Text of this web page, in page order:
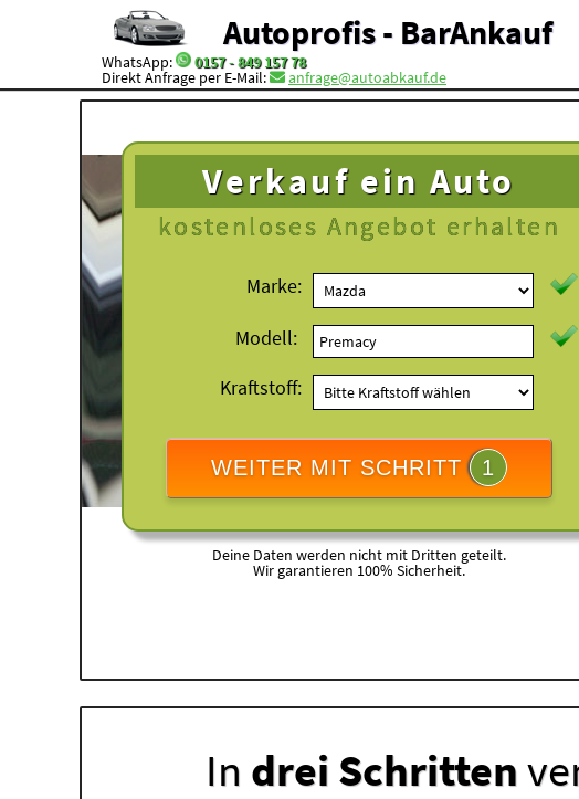
Autoprofis - BarAnkauf
WhatsApp: 0157 - 849 157 78
Direkt Anfrage per E-Mail: anfrage@autoabkauf.de
Verkauf ein Auto
kostenloses Angebot erhalten
Marke:
Modell:
Kraftstoff:
WEITER MIT SCHRITT 1
Deine Daten werden nicht mit Dritten geteilt.
Wir garantieren 100% Sicherheit.
In drei Schritten